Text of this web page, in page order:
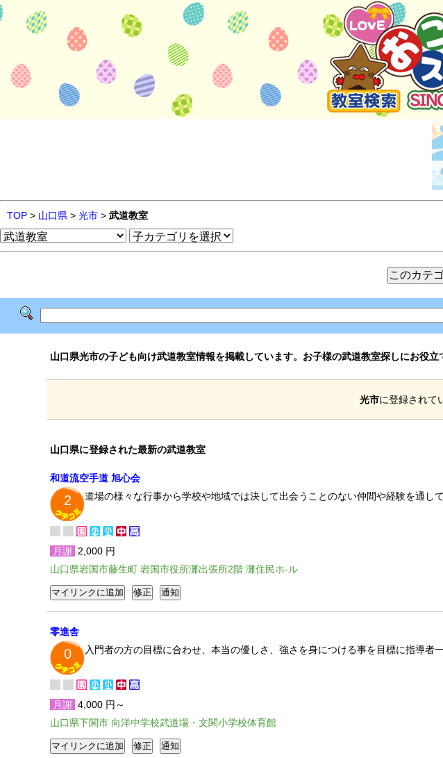
TOP > 山口県 > 光市 > 武道教室
山口県光市の子ども向け武道教室情報を掲載しています。お子様の武道教室探しにお役立
光市に登録されて
山口県に登録された最新の武道教室
和道流空手道 旭心会
2 道場の様々な行事から学校や地域では決して出会うことのない仲間や経験を通し
月謝 2,000 円
山口県岩国市藤生町 岩国市役所灘出張所2階 灘住民ホ-ル
零進舎
0 入門者の方の目標に合わせ、本当の優しさ、強さを身につける事を目標に指導者
月謝 4,000 円～
山口県下関市 向洋中学校武道場・文関小学校体育館